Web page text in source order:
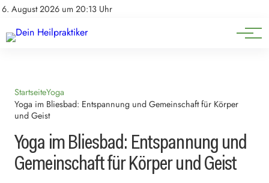
6. August 2026 um 20:13 Uhr
Impressum
Natürliche Medizin
Heilpflanzen & Kräuterkunde
StartseiteYoga
Yoga im Bliesbad: Entspannung und Gemeinschaft für Körper
und Geist
Yoga im Bliesbad: Entspannung und
Gemeinschaft für Körper und Geist